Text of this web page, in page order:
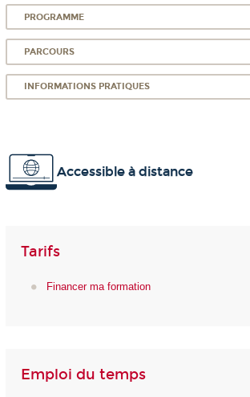
PROGRAMME
PARCOURS
INFORMATIONS PRATIQUES
Accessible à distance
Tarifs
Financer ma formation
Emploi du temps